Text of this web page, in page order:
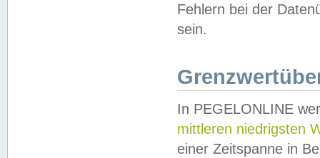
Fehlern bei der
sein.
In PEGELONLINE
mittleren niedrigsten
einer Zeitspanne in